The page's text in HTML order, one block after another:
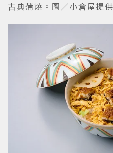
古典蒲燒。圖／小倉屋提供